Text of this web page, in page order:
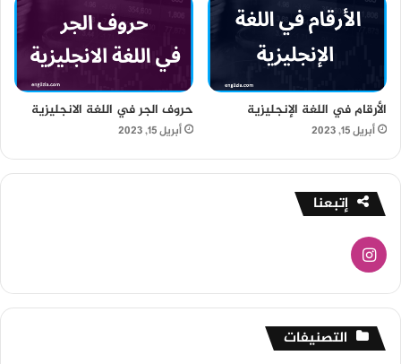
الأرقام في اللغة الإنجليزية
أبريل 15, 2023
حروف الجر في اللغة الانجليزية
أبريل 15, 2023
إتبعنا
انستقرام
التصنيفات